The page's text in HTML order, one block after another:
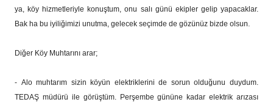
ya, köy hizmetleriyle konuştum, onu salı günü ekipler gelip yapacaklar.
Bak ha bu iyiliğimizi unutma, gelecek seçimde de gözünüz bizde olsun.
Diğer Köy Muhtarını arar;
- Alo muhtarım sizin köyün elektriklerini de sorun olduğunu duydum.
TEDAŞ müdürü ile görüştüm. Perşembe gününe kadar elektrik arızası